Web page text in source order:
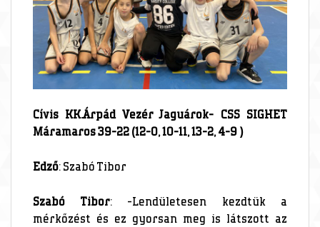
Cívis KK.Árpád Vezér Jaguárok- CSS SIGHET
Máramaros 39-22 (12-0, 10-11, 13-2, 4-9 )
Edző: Szabó Tibor
Szabó Tibor: -Lendületesen kezdtük a
mérkőzést és ez gyorsan meg is látszott az